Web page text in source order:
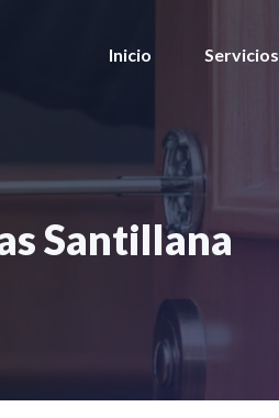
Inicio Servicios
Santillana